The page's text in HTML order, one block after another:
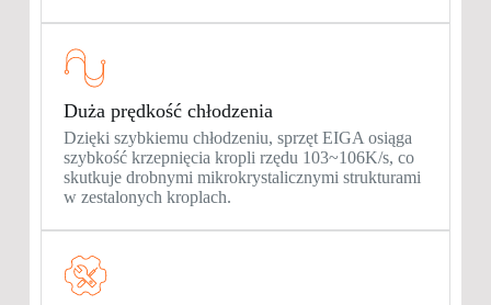
Duża prędkość chłodzenia
Dzięki szybkiemu chłodzeniu, sprzęt EIGA osiąga
szybkość krzepnięcia kropli rzędu 103~106K/s, co
skutkuje drobnymi mikrokrystalicznymi strukturami
w zestalonych kroplach.